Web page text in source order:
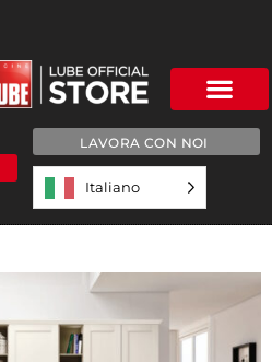
LAVORA CON NOI
Italiano